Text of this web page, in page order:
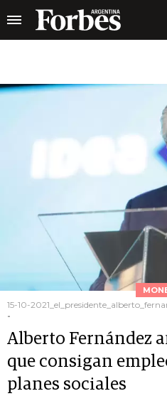
15-10-
-
Alberto Fernández
que consigan
planes sociales